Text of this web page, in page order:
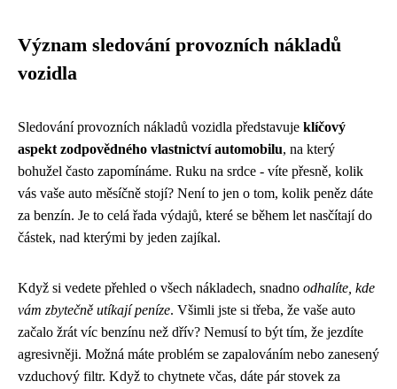
Význam sledování provozních nákladů
vozidla
Sledování provozních nákladů vozidla představuje klíčový
aspekt zodpovědného vlastnictví automobilu, na který
bohužel často zapomínáme. Ruku na srdce - víte přesně, kolik
vás vaše auto měsíčně stojí? Není to jen o tom, kolik peněz dáte
za benzín. Je to celá řada výdajů, které se během let nasčítají do
částek, nad kterými by jeden zajíkal.
Když si vedete přehled o všech nákladech, snadno odhalíte, kde
vám zbytečně utíkají peníze. Všimli jste si třeba, že vaše auto
začalo žrát víc benzínu než dřív? Nemusí to být tím, že jezdíte
agresivněji. Možná máte problém se zapalováním nebo zanesený
vzduchový filtr. Když to chytnete včas, dáte pár stovek za